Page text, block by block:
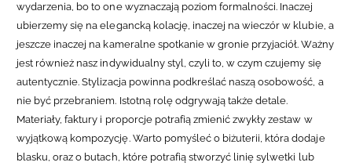
wydarzenia, bo to one wyznaczają poziom formalności. Inaczej
ubierzemy się na elegancką kolację, inaczej na wieczór w klubie, a
jeszcze inaczej na kameralne spotkanie w gronie przyjaciół. Ważny
jest również nasz indywidualny styl, czyli to, w czym czujemy się
autentycznie. Stylizacja powinna podkreślać naszą osobowość, a
nie być przebraniem. Istotną rolę odgrywają także detale.
Materiały, faktury i proporcje potrafią zmienić zwykły zestaw w
wyjątkową kompozycję. Warto pomyśleć o biżuterii, która dodaje
blasku, oraz o butach, które potrafią stworzyć linię sylwetki lub